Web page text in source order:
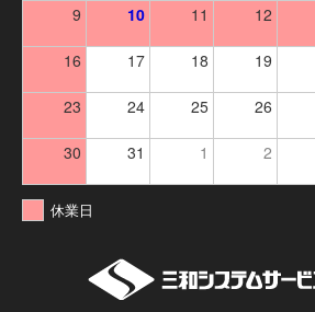
9 10 11 12
16 17 18 19
23 24 25 26
30 31 1 2
休業日